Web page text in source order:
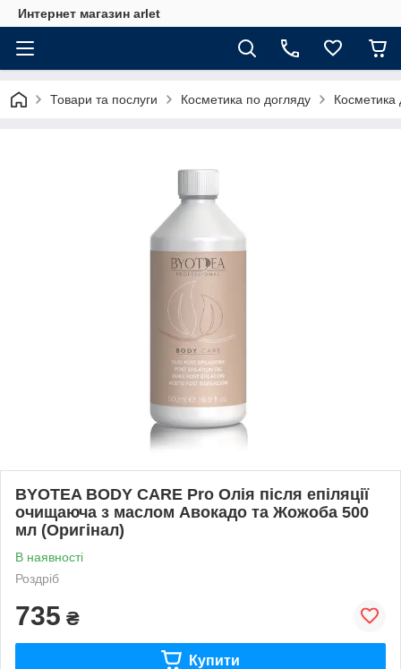
Интернет магазин arlet
Товари та послуги Косметика по догляду Косметика
BYOTEA BODY CARE Pro Олія після епіляції
очищаюча з маслом Авокадо та Жожоба 500
мл (Оригінал)
В наявності
Роздріб
735 ₴
Купити